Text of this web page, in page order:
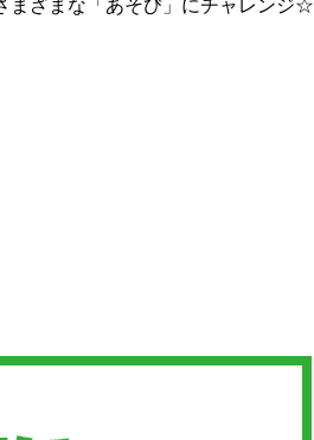
まざまな「あそび」にチャレンジ☆